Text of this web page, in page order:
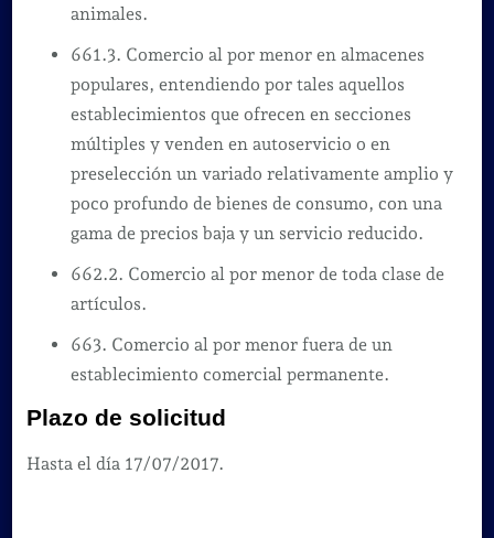
animales.
661.3. Comercio al por menor en almacenes
populares, entendiendo por tales aquellos
establecimientos que ofrecen en secciones
múltiples y venden en autoservicio o en
preselección un variado relativamente amplio y
poco profundo de bienes de consumo, con una
gama de precios baja y un servicio reducido.
662.2. Comercio al por menor de toda clase de
artículos.
663. Comercio al por menor fuera de un
establecimiento comercial permanente.
Plazo de solicitud
Hasta el día 17/07/2017.